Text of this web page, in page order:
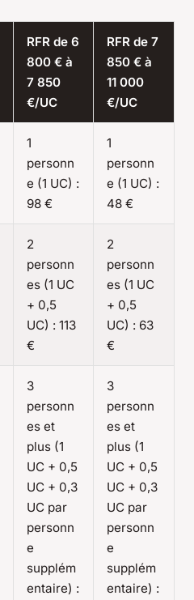
RFR de 6
800 € à
7 850
€/UC
RFR de 7
850 € à
11 000
€/UC
1
personn
e (1 UC) :
98 €
1
personn
e (1 UC) :
48 €
2
personn
es (1 UC
+ 0,5
UC) : 113
€
2
personn
es (1 UC
+ 0,5
UC) : 63
€
3
personn
es et
plus (1
UC + 0,5
UC + 0,3
UC par
personn
e
supplém
entaire) :
3
personn
es et
plus (1
UC + 0,5
UC + 0,3
UC par
personn
e
supplém
entaire) :